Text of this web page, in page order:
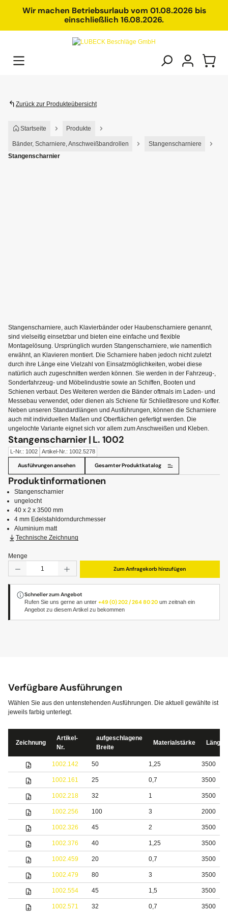
springenWir machen Betriebsurlaub vom 01.08.2026 bis
einschließlich 16.08.2026.
Zurück zur Produkteübersicht
Startseite Produkte
Bänder, Scharniere, Anschweißbandrollen
Stangenscharniere
Stangenscharnier
Stangenscharniere, auch Klavierbänder oder Haubenscharniere genannt,
sind vielseitig einsetzbar und bieten eine einfache und flexible
Montagelösung. Ursprünglich wurden Stangenscharniere, wie namentlich
erwähnt, an Klavieren montiert. Die Scharniere haben jedoch nicht zuletzt
durch ihre Länge eine Vielzahl von Einsatzmöglichkeiten, wobei diese
natürlich auch zugeschnitten werden können. Sie werden in der Fahrzeug-,
Sonderfahrzeug- und Möbelindustrie sowie an Schiffen, Booten und
Schienen verbaut. Des Weiteren werden die Bänder oftmals im Laden- und
Messebau verwendet, oder dienen als Schiene für Schließtresore und Koffer.
Neben unseren Standardlängen und Ausführungen, können die Scharniere
auch mit individuellen Maßen und Oberflächen gefertigt werden. Die
ungelochte Variante eignet sich vor allem zum Anschweißen und Kleben.
Stangenscharnier | L. 1002
L-Nr.: 1002 Artikel-Nr.: 1002.5278
Ausführungen ansehen Gesamter Produktkatalog
Produktinformationen
Stangenscharnier
ungelocht
40 x 2 x 3500 mm
4 mm Edelstahldorndurchmesser
Aluminium matt
Technische Zeichnung
Menge
Produkt Anzahl: Gib den gewünschten Wert ein oder
Zum Anfragekorb hinzufügen
Schneller zum Angebot
Rufen Sie uns gerne an unter+49 (0) 202 / 264 80 20 um zeitnah ein
Angebot zu diesem Artikel zu bekommen
Verfügbare Ausführungen
Wählen Sie aus den untenstehenden Ausführungen. Die aktuell gewählte ist
jeweils farbig unterlegt.
Zeichnung
Artikel-
Nr.
aufgeschlagene
Breite
Materialstärke Länge
1002.142 50 1,25 3500
1002.161 25 0,7 3500
1002.218 32 1 3500
1002.256 100 3 2000
1002.326 45 2 3500
1002.376 40 1,25 3500
1002.459 20 0,7 3500
1002.479 80 3 3500
1002.554 45 1,5 3500
1002.571 32 0,7 3500